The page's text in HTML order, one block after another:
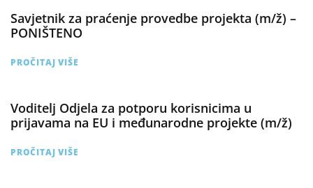
Savjetnik za praćenje provedbe projekta (m/ž) –
PONIŠTENO
PROČITAJ VIŠE
Voditelj Odjela za potporu korisnicima u
prijavama na EU i međunarodne projekte (m/ž)
PROČITAJ VIŠE